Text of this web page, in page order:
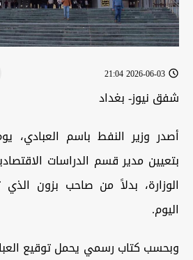
2026-06-03 21:04
شفق نيوز- بغداد
أصدر وزير النفط باسم العبادي، يوم
بتعيين مدير قسم الدراسات
الوزارة، بدلاً من صاحب بزون
اليوم.
وبحسب كتاب رسمي يحمل توقيع